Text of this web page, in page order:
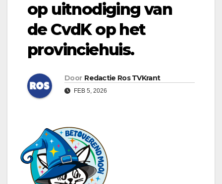
op uitnodiging van
de CvdK op het
provinciehuis.
Door Redactie Ros TVKrant
FEB 5, 2026